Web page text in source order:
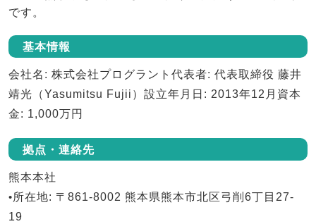
です。
基本情報
会社名 : 株式会社プログラント 代表者: 代表取締役 藤井
靖光（Yasumitsu Fujii） 設立年月日 : 2013年12月 資本
金: 1,000万円
拠点・連絡先
熊本本社
•所在地: 〒861-8002 熊本県熊本市北区弓削6丁目27-
19